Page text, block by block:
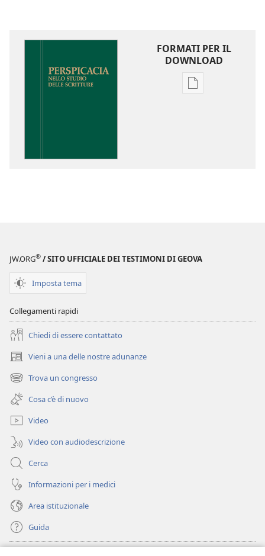
FORMATI PER IL
DOWNLOAD
Opzioni
JW.ORG® / SITO UFFICIALE DEI TESTIMONI DI GEOVA
Imposta tema
Collegamenti rapidi
Chiedi di essere contattato
Vieni a una delle nostre adunanze
(apre
una
nuova
finestra)
Trova un congresso
(apre
una
nuova
finestra)
Cosa c’è di nuovo
Video
Video con audiodescrizione
Cerca
Informazioni per i medici
Area istituzionale
Guida